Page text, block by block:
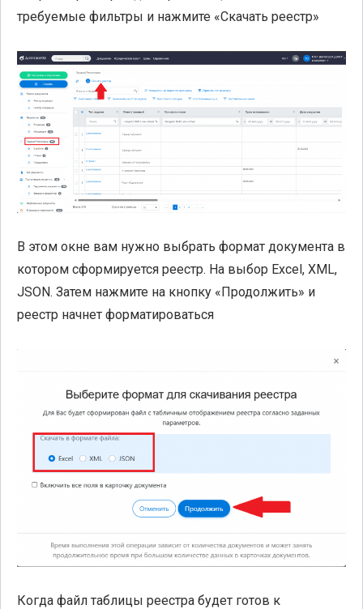
требуемые фильтры и нажмите «Скачать реестр»
В этом окне вам нужно выбрать формат документа в
котором сформируется реестр. На выбор Excel, XML,
JSON. Затем нажмите на кнопку «Продолжить» и
реестр начнет форматироваться
Когда файл таблицы реестра будет готов к